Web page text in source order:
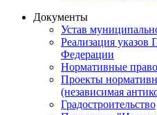
Документы
Устав
Реализация указов
Федерации
Нормативные
Проекты
(независимая
Градостроительство